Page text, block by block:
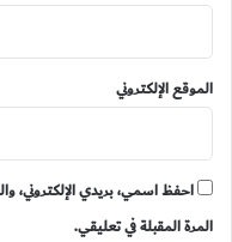
الموقع الإلكتروني
احفظ اسمي، بريدي الإلكتروني،
المرة المقبلة في تعليقي.